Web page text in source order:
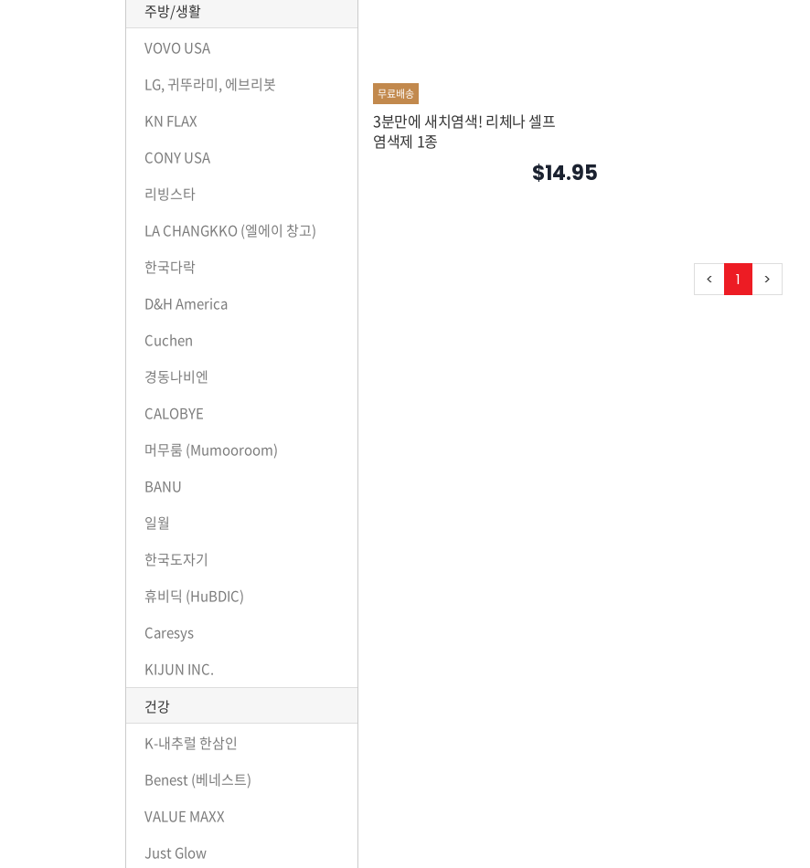
주방/생활
VOVO USA
LG, 귀뚜라미, 에브리봇
KN FLAX
CONY USA
리빙스타
LA CHANGKKO (엘에이 창고)
한국다락
D&H America
Cuchen
경동나비엔
CALOBYE
머무룸 (Mumooroom)
BANU
일월
한국도자기
휴비딕 (HuBDIC)
Caresys
KIJUN INC.
건강
K-내추럴 한삼인
Benest (베네스트)
VALUE MAXX
Just Glow
무료배송
3분만에 새치염색! 리체나 셀프
염색제 1종
$14.95
< 1 >